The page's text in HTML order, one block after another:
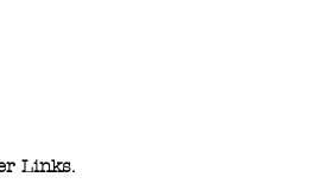
Links.